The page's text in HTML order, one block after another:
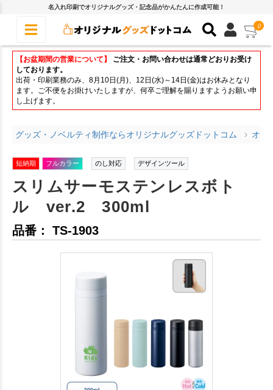
名入れ印刷でオリジナルグッズ・記念品がかんたんに作成可能！
0
【お盆期間の営業について】
ご注文・お問い合わせは通常どおりお受け
しております。
出荷・印刷業務のみ、8月10日(月)、12日(水)～14日(金)はお休みとなり
ます。ご不便をお掛けいたしますが、何卒ご理解を賜りますようお願い申
し上げます。
グッズ・ノベルティ制作ならオリジナルグッズドットコム オリ
短納期 フルカラー のし対応 デザインツール
スリムサーモステンレスボト
ル ver.2 300ml
品番： TS-1903